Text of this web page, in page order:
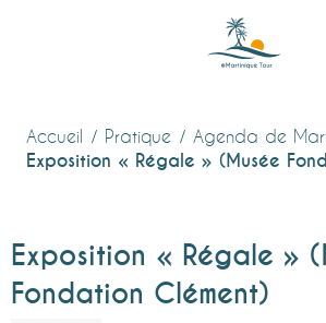
Accueil Pratique Agenda de
Exposition « Régale » (Musée
Exposition « Régale »
Fondation Clément)